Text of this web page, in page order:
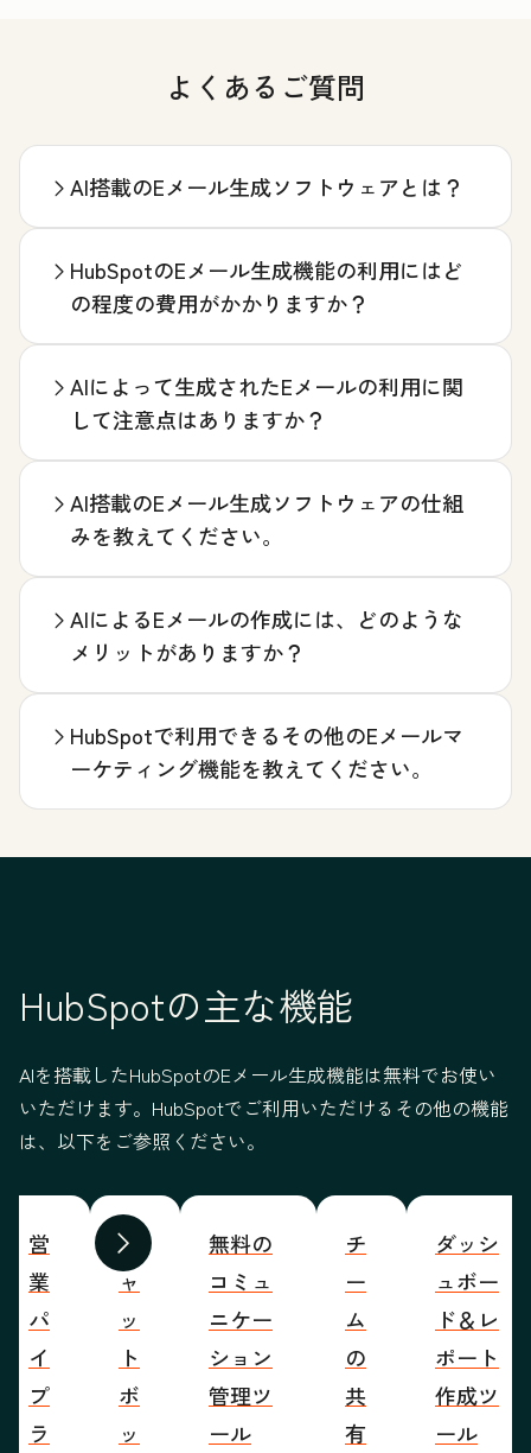
よくあるご質問
AI搭載のEメール生成ソフトウェアとは？
HubSpotのEメール生成機能の利用にはど
の程度の費用がかかりますか？
AIによって生成されたEメールの利用に関
して注意点はありますか？
AI搭載のEメール生成ソフトウェアの仕組
みを教えてください。
AIによるEメールの作成には、どのような
メリットがありますか？
HubSpotで利用できるその他のEメールマ
ーケティング機能を教えてください。
HubSpotの主な機能
AIを搭載したHubSpotのEメール生成機能は無料でお使い
いただけます。HubSpotでご利用いただけるその他の機能
は、以下をご参照ください。
前へ 次へ
営
業
パ
イ
プ
ラ
チ
ャ
ッ
ト
ボ
ッ
無料の
コミュ
ニケー
ション
管理ツ
ール
チ
ー
ム
の
共
有
ダッシ
ュボー
ド＆レ
ポート
作成ツ
ール